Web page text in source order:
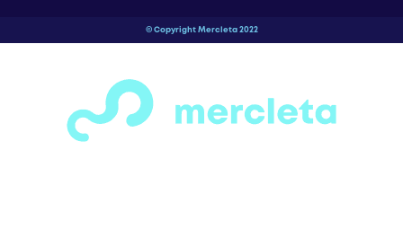
© Copyright Mercleta 2022